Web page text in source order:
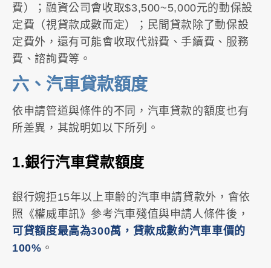
費）；融資公司會收取$3,500~5,000元的動保設
定費（視貸款成數而定）；民間貸款除了動保設
定費外，還有可能會收取代辦費、手續費、服務
費、諮詢費等。
六、汽車貸款額度
依申請管道與條件的不同，汽車貸款的額度也有
所差異，其說明如以下所列。
1.銀行汽車貸款額度
銀行婉拒15年以上車齡的汽車申請貸款外，會依
照《權威車訊》參考汽車殘值與申請人條件後，
可貸額度最高為300萬，貸款成數約汽車車價的
100% 。